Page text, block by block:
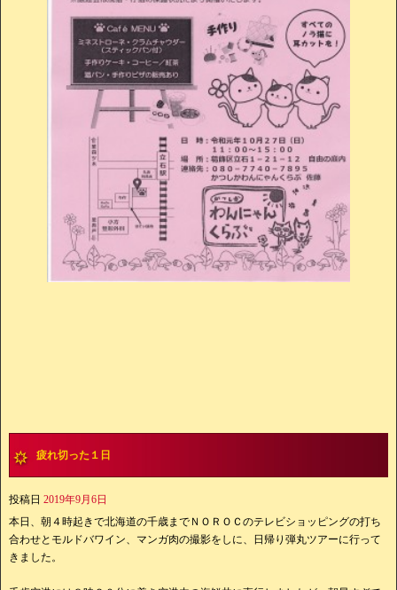
疲れ切った１日
投稿日 2019年9月6日
本日、朝４時起きで北海道の千歳までＮＯＲＯＣのテレビショッピングの打ち
合わせとモルドバワイン、マンガ肉の撮影をしに、日帰り弾丸ツアーに行って
きました。